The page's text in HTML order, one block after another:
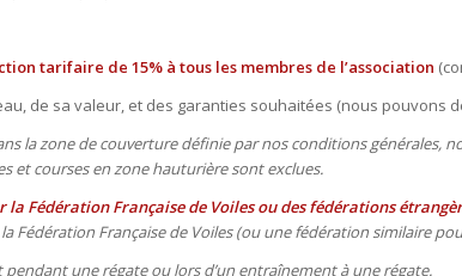
tarifaire de 15% à tous les membres de l’association
de sa valeur, et des garanties souhaitées (nous pouvons
la zone de couverture définie par nos conditions générales,
et courses en zone hauturière sont exclues.
Fédération Française de Voiles ou des fédérations
Française de Voiles (ou une fédération similaire
une régate ou lors d’un entraînement à une régate.